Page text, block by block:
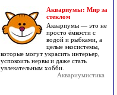
Аквариумы: Мир за
стеклом
Аквариумы — это не
просто ёмкости с
водой и рыбками, а
целые экосистемы,
которые могут украсить интерьер,
успокоить нервы и даже стать
увлекательным хобби.
Аквариумистика